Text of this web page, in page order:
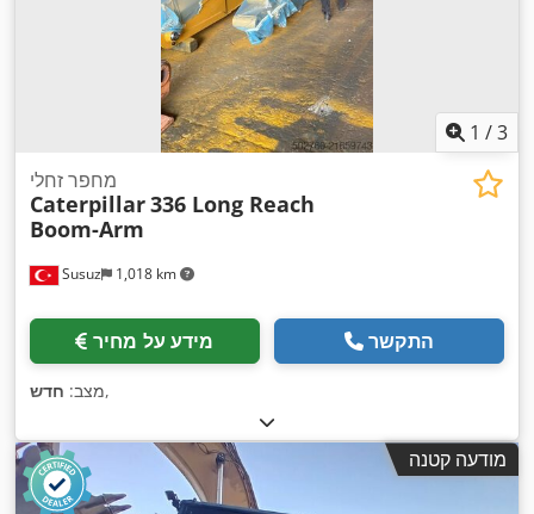
1 /3
Susuz 1,018 km
מחפר זחלי
Caterpillar336 Long Reach
Boom-Arm
מידע על מחיר התקשר
מצב: חדש ,
מודעה קטנה